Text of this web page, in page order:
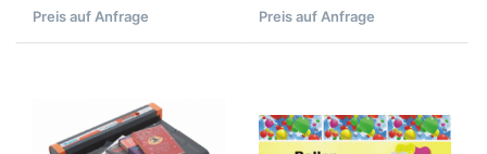
Preis auf Anfrage Preis auf Anfrage